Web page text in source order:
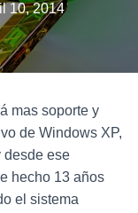
10, 2014
mas soporte y
de Windows XP,
desde ese
hecho 13 años
el sistema